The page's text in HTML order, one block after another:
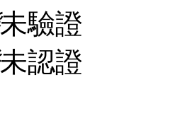
未驗證
未認證